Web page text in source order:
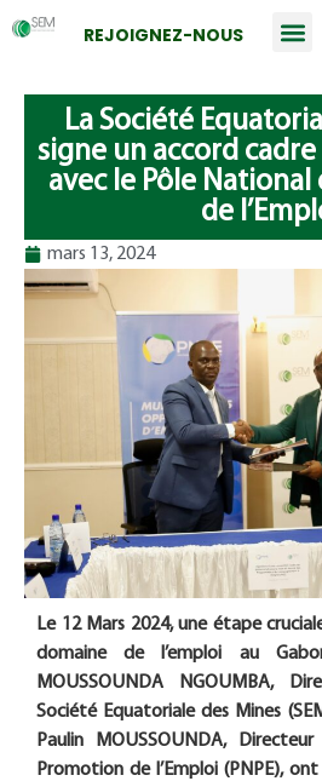
REJOIGNEZ-NOUS
La Société
signe un accord
avec le Pôle
de
mars 13, 2024
Le 12 Mars 2024, une étape
domaine de l’emploi au
MOUSSOUNDA NGOUMBA,
Société Equatoriale des Mines
Paulin MOUSSOUNDA,
Promotion de l’Emploi (PNPE),